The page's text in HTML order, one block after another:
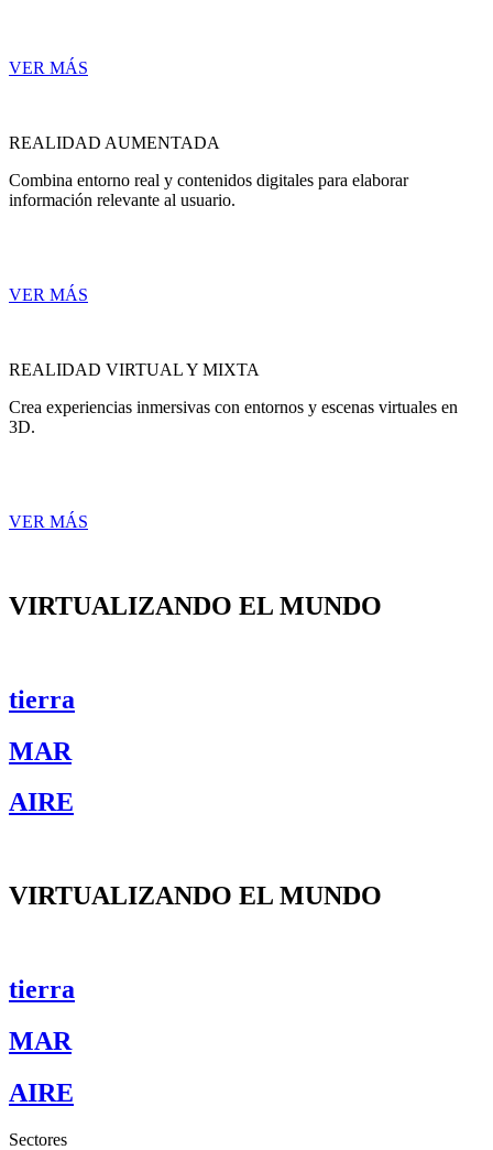
VER MÁS
REALIDAD AUMENTADA
Combina entorno real y contenidos digitales para elaborar
información relevante al usuario.
VER MÁS
REALIDAD VIRTUAL Y MIXTA
Crea experiencias inmersivas con entornos y escenas virtuales en
3D.
VER MÁS
VIRTUALIZANDO EL MUNDO
tierra
MAR
AIRE
VIRTUALIZANDO EL MUNDO
tierra
MAR
AIRE
Sectores